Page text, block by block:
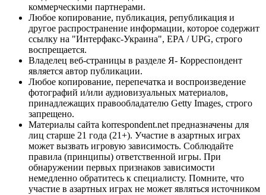
коммерческими партнерами.
Любое копирование, публикация, републикация и
другое распространение информации, которое содержит
ссылку на "Интерфакс-Украина", EPA / UPG, строго
воспрещается.
Владелец веб-страницы в разделе Я- Корреспондент
является автор публикации.
Любое копирование, перепечатка и воспроизведение
фотографий и/или аудиовизуальных материалов,
принадлежащих правообладателю Getty Images, строго
запрещено.
Материалы сайта korrespondent.net предназначены для
лиц старше 21 года (21+). Участие в азартных играх
может вызвать игровую зависимость. Соблюдайте
правила (принципы) ответственной игры. При
обнаружении первых признаков зависимости
немедленно обратитесь к специалисту. Помните, что
участие в азартных играх не может являться источником